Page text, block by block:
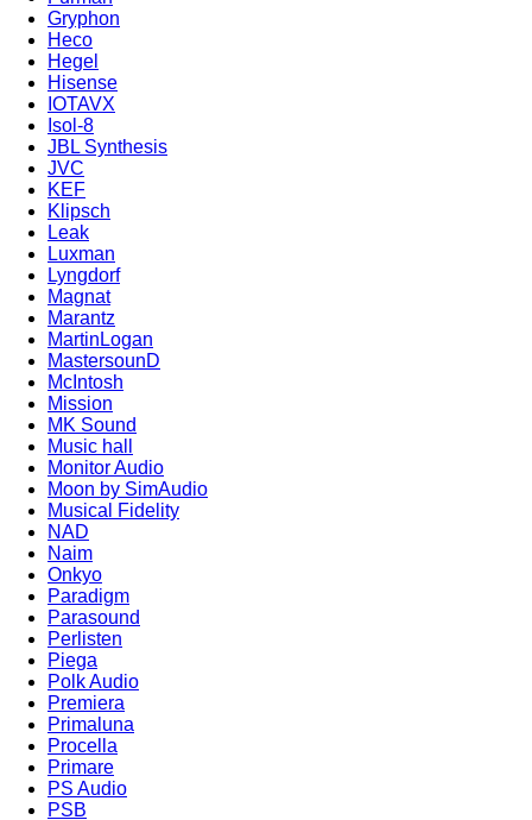
Gryphon
Heco
Hegel
Hisense
IOTAVX
Isol-8
JBL Synthesis
JVC
KEF
Klipsch
Leak
Luxman
Lyngdorf
Magnat
Marantz
MartinLogan
MastersounD
McIntosh
Mission
MK Sound
Music hall
Monitor Audio
Moon by SimAudio
Musical Fidelity
NAD
Naim
Onkyo
Paradigm
Parasound
Perlisten
Piega
Polk Audio
Premiera
Primaluna
Procella
Primare
PS Audio
PSB